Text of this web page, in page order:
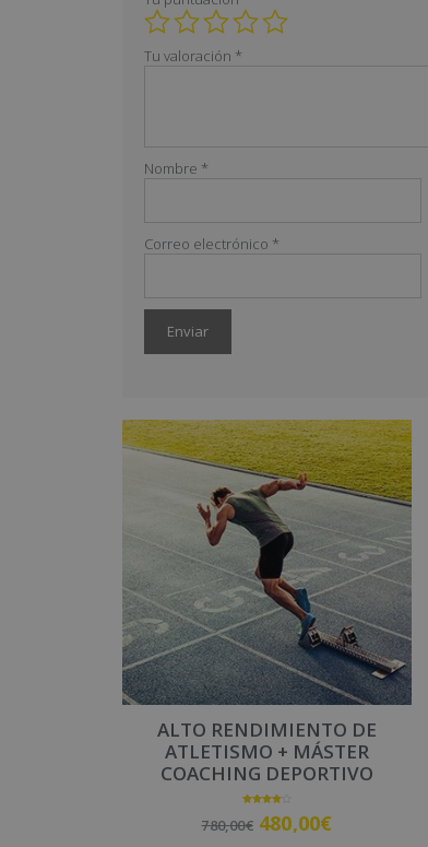
Tu valoración *
Nombre *
Correo electrónico *
t
e
e
:
ALTO RENDIMIENTO DE
ATLETISMO + MÁSTER
COACHING DEPORTIVO
con
4.00
780,00€ 480,00€